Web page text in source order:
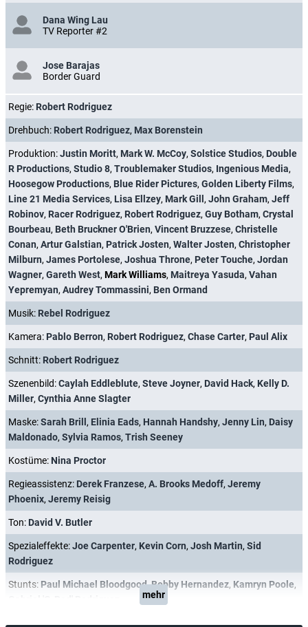
Dana Wing Lau
TV Reporter #2
Jose Barajas
Border Guard
Regie: Robert Rodriguez
Drehbuch: Robert Rodriguez, Max Borenstein
Produktion:Justin Moritt, Mark W. McCoy, Solstice Studios, Double
R Productions, Studio 8, Troublemaker Studios, Ingenious Media,
Hoosegow Productions, Blue Rider Pictures, Golden Liberty Films,
Line 21 Media Services, Lisa Ellzey, Mark Gill , John Graham, Jeff
Robinov, Racer Rodriguez, Robert Rodriguez, Guy Botham, Crystal
Bourbeau, Beth Bruckner O'Brien, Vincent Bruzzese, Christelle
Conan, Artur Galstian, Patrick Josten, Walter Josten, Christopher
Milburn, James Portolese, Joshua Throne, Peter Touche, Jordan
Wagner, Gareth West, Mark Williams, Maitreya Yasuda, Vahan
Yepremyan, Audrey Tommassini, Ben Ormand
Musik: Rebel Rodriguez
Kamera: Pablo Berron, Robert Rodriguez, Chase Carter, Paul Alix
Schnitt: Robert Rodriguez
Szenenbild:Caylah Eddleblute, Steve Joyner, David Hack, Kelly D.
Miller, Cynthia Anne Slagter
Maske:Sarah Brill , Elinia Eads, Hannah Handshy, Jenny Lin, Daisy
Maldonado, Sylvia Ramos, Trish Seeney
Kostüme: Nina Proctor
Regieassistenz: Derek Franzese, A. Brooks Medoff, Jeremy
Phoenix, Jeremy Reisig
Ton: David V. Butler
Spezialeffekte:Joe Carpenter, Kevin Corn, Josh Martin, Sid
Rodriguez
Stunts: Paul Michael Bloodgood,Bobby Hernandez, Kamryn Poole,
mehr